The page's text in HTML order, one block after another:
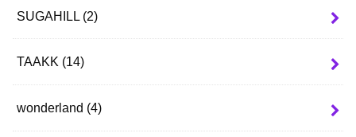
SUGAHILL (2)
TAAKK (14)
wonderland (4)